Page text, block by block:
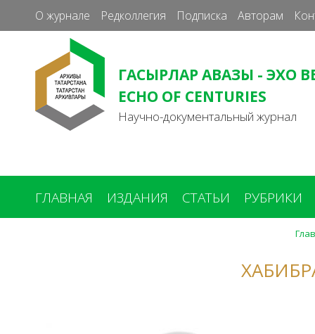
О журнале Редколлегия Подписка Авторам
ГАСЫРЛАР АВАЗЫ - ЭХО
ECHO OF CENTURIES
Научно-документальный журнал
ГЛАВНАЯ ИЗДАНИЯ СТАТЬИ РУБРИКИ